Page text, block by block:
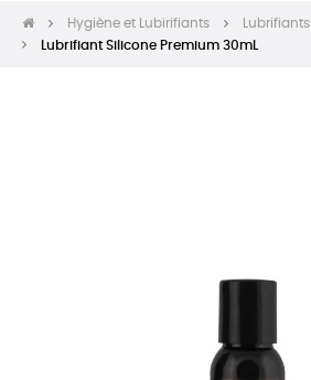
Hygiène et Lubirifiants Lubrifiants
Lubrifiant Silicone Premium 30mL